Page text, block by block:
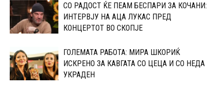
СО РАДОСТ ЌЕ ПЕАМ БЕСПАРИ ЗА КОЧАНИ:
ИНТЕРВЈУ НА АЦА ЛУКАС ПРЕД
КОНЦЕРТОТ ВО СКОПЈЕ
ГОЛЕМАТА РАБОТА: МИРА ШКОРИЌ
ИСКРЕНО ЗА КАВГАТА СО ЦЕЦА И СО НЕДА
УКРАДЕН